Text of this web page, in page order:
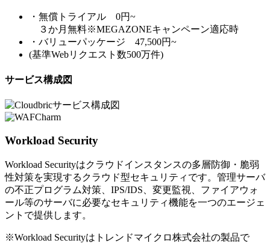
・無償トライアル 0円~
３か月無料※MEGAZONEキャンペーン適応時
・バリューパッケージ 47,500円~
(基準Webリクエスト数500万件)
サービス構成図
Workload Security
Workload Securityはクラウドインスタンスの多層防御・脆弱
性対策を実現するクラウド型セキュリティです。管理サーバ
の不正プログラム対策、IPS/IDS、変更監視、ファイアウォ
ール等のサーバに必要なセキュリティ機能を一つのエージェ
ントで提供します。
※Workload Securityはトレンドマイクロ株式会社の製品で